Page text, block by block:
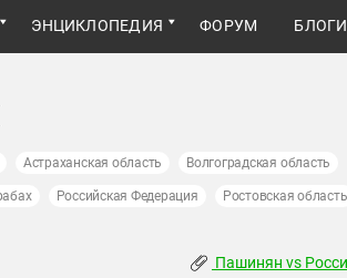
ЭНЦИКЛОПЕДИЯ ФОРУМ БЛОГИ
Астраханская область Волгоградская область
Российская Федерация Ростовская область
Пашинян vs